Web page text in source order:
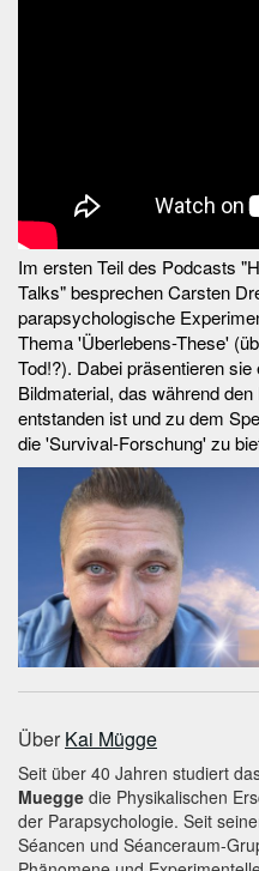
Im ersten Teil des Podcasts
Talks" besprechen Carsten
parapsychologische
Thema 'Überlebens-These'
Tod!?). Dabei präsentieren
Bildmaterial, das während
entstanden ist und zu dem
die 'Survival-Forschung' zu
Über Kai Mügge
Seit über 40 Jahren studiert
Muegge die Physikalischen
der Parapsychologie. Seit
Séancen und Séanceraum-